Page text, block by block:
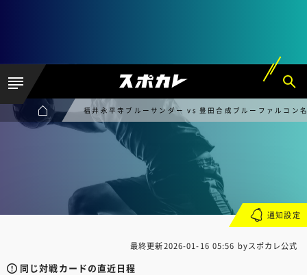
福井永平寺ブルーサンダー vs 豊田合成ブルーファルコン
最終更新2026-01-16 05:56 byスポカレ公式
同じ対戦カードの直近日程
通知設定